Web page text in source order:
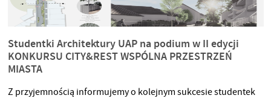
Studentki Architektury UAP na podium w II edycji
KONKURSU CITY&REST WSPÓLNA PRZESTRZEŃ
MIASTA
Z przyjemnością informujemy o kolejnym sukcesie studentek